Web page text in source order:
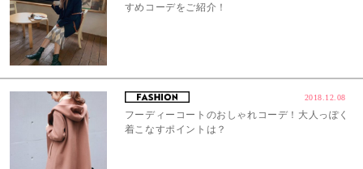
すめコーデをご紹介！
2018.12.08
フーディーコートのおしゃれコーデ！大人っぽく
着こなすポイントは？